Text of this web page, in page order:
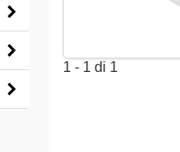
1 - 1 di 1